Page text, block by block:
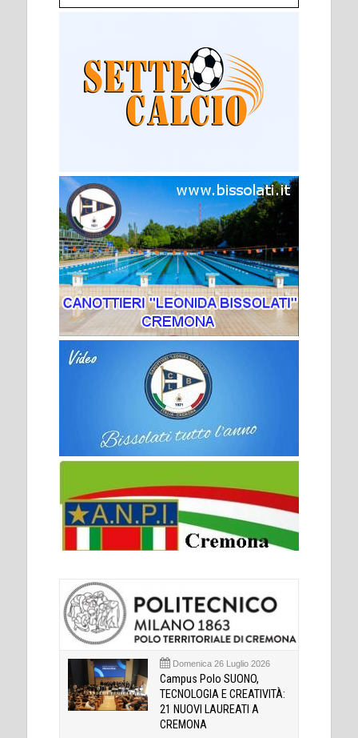
Domenica 26 Luglio 2026
Campus Polo SUONO,
TECNOLOGIA E CREATIVITÀ:
21 NUOVI LAUREATI A
CREMONA